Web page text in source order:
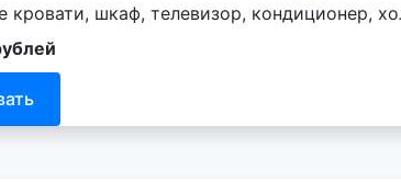
кровати, шкаф, телевизор, кондиционер,